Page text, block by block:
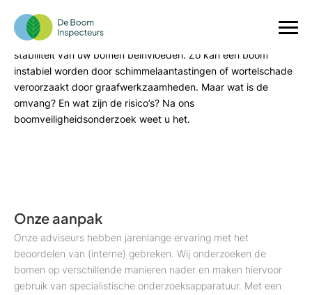
Boomveiligheidsonderzoek
Aantastingen en gebreken kunnen de breukvastheid of de
stabiliteit van uw bomen beïnvloeden. Zo kan een boom
instabiel worden door schimmelaantastingen of wortelschade
veroorzaakt door graafwerkzaamheden. Maar wat is de
omvang? En wat zijn de risico’s? Na ons
boomveiligheidsonderzoek weet u het.
Onze aanpak
Onze adviseurs hebben jarenlange ervaring met het
beoordelen van (interne) gebreken. Wij onderzoeken de
bomen op verschillende manieren nader en maken hiervoor
gebruik van specialistische onderzoeksapparatuur. Met een